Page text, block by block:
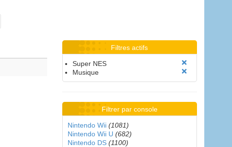
Filtres actifs
Super NES
Musique
Filtrer par console
Nintendo Wii (1081)
Nintendo Wii U (682)
Nintendo DS (1100)